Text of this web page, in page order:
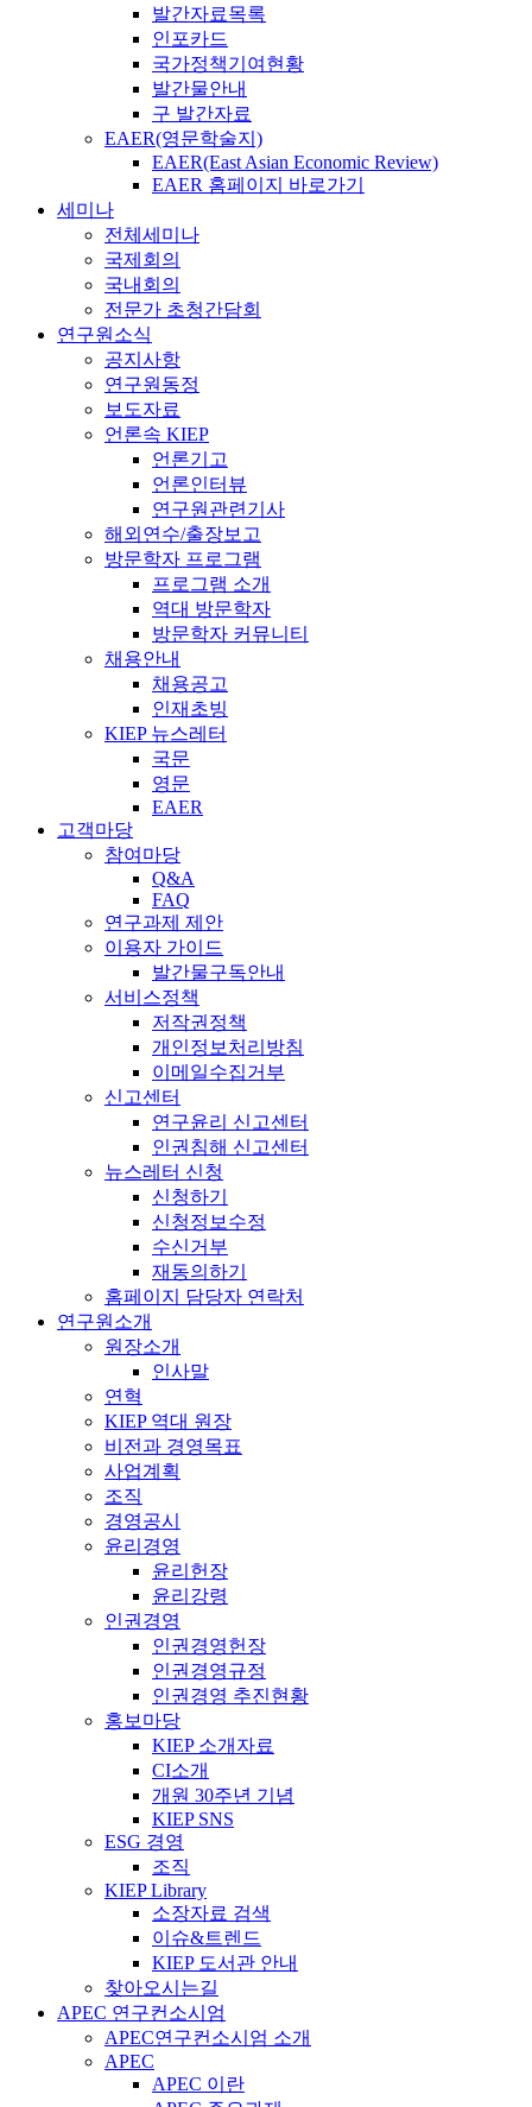
발간자료목록
인포카드
국가정책기여현황
발간물안내
구 발간자료
EAER(영문학술지)
EAER(East Asian Economic Review)
EAER 홈페이지 바로가기
세미나
전체세미나
국제회의
국내회의
전문가 초청간담회
연구원소식
공지사항
연구원동정
보도자료
언론속 KIEP
언론기고
언론인터뷰
연구원관련기사
해외연수/출장보고
방문학자 프로그램
프로그램 소개
역대 방문학자
방문학자 커뮤니티
채용안내
채용공고
인재초빙
KIEP 뉴스레터
국문
영문
EAER
고객마당
참여마당
Q&A
FAQ
연구과제 제안
이용자 가이드
발간물구독안내
서비스정책
저작권정책
개인정보처리방침
이메일수집거부
신고센터
연구윤리 신고센터
인권침해 신고센터
뉴스레터 신청
신청하기
신청정보수정
수신거부
재동의하기
홈페이지 담당자 연락처
연구원소개
원장소개
인사말
연혁
KIEP 역대 원장
비전과 경영목표
사업계획
조직
경영공시
윤리경영
윤리헌장
윤리강령
인권경영
인권경영헌장
인권경영규정
인권경영 추진현황
홍보마당
KIEP 소개자료
CI소개
개원 30주년 기념
KIEP SNS
ESG 경영
조직
KIEP Library
소장자료 검색
이슈&트렌드
KIEP 도서관 안내
찾아오시는길
APEC 연구컨소시엄
APEC연구컨소시엄 소개
APEC
APEC 이란